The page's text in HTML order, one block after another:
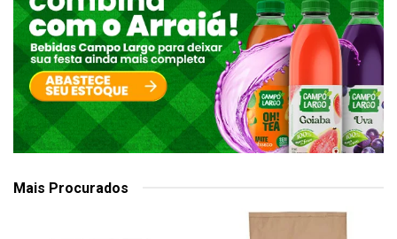
Mais Procurados